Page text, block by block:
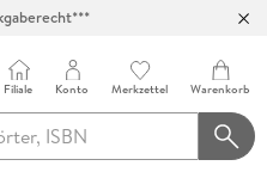
Filiale Konto Merkzettel Warenkorb